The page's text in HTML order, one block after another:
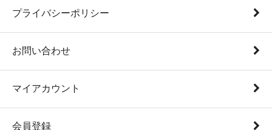
プライバシーポリシー
お問い合わせ
マイアカウント
会員登録